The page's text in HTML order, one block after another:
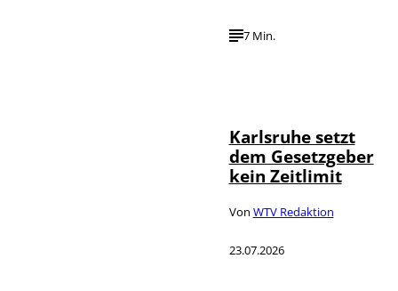
7 Min.
Karlsruhe setzt
dem Gesetzgeber
kein Zeitlimit
Von WTV Redaktion
23.07.2026